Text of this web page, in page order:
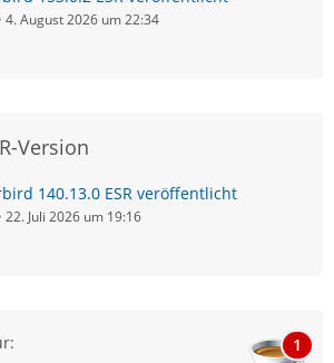
4. August 2026 um 22:34
Version
140.13.0 ESR veröffentlicht
22. Juli 2026 um 19:16
1